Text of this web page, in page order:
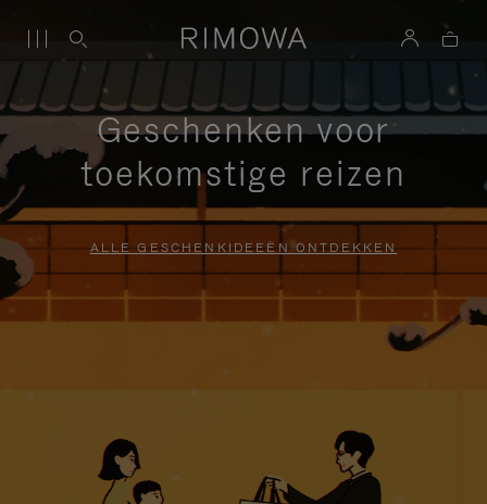
Geschenken voor
toekomstige reizen
ALLE GESCHENKIDEEËN ONTDEKKEN